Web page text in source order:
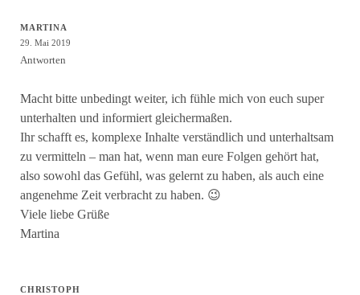
MARTINA
29. Mai 2019
Antworten
Macht bitte unbedingt weiter, ich fühle mich von euch super
unterhalten und informiert gleichermaßen.
Ihr schafft es, komplexe Inhalte verständlich und unterhaltsam
zu vermitteln – man hat, wenn man eure Folgen gehört hat,
also sowohl das Gefühl, was gelernt zu haben, als auch eine
angenehme Zeit verbracht zu haben. 😉
Viele liebe Grüße
Martina
CHRISTOPH